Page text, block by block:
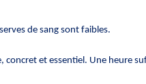
de sang sont faibles.
concret et essentiel. Une heure